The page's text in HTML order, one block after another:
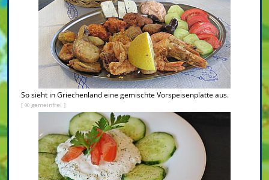
So sieht in Griechenland eine gemischte Vorspeisenplatte aus.
[ © gemeinfrei ]